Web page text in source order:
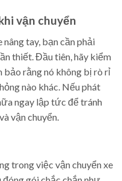
vận chuyển
tay, bạn cần phải
thiết. Đầu tiên, hãy kiểm
bảo rằng nó không bị rò rỉ
nào khác. Nếu phát
ngay lập tức để tránh
vận chuyển.
trong việc vận chuyển xe